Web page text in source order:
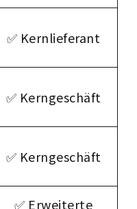
✅ Kernlieferant
✅ Kerngeschäft
✅ Kerngeschäft
✅ Erweiterte